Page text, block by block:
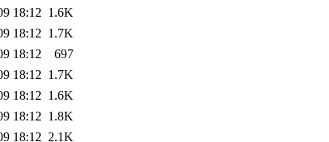
18:12 1.6K
18:12 1.7K
18:12
697
18:12 1.7K
18:12 1.6K
18:12 1.8K
18:12 2.1K